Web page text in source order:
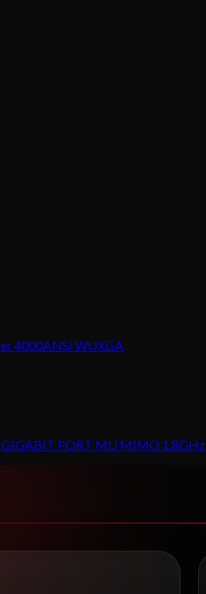
4000ANSI WUXGA
PORT MU MIMO 1.8GHz